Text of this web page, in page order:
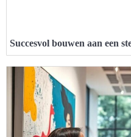
Succesvol bouwen aan een